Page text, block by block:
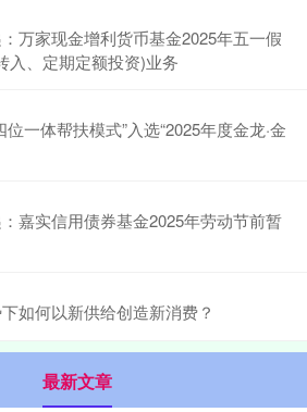
万家现金增利货币基金2025年五一假
入、定期定额投资)业务
一体帮扶模式”入选“2025年度金龙·金
嘉实信用债券基金2025年劳动节前暂
如何以新供给创造新消费？
最新文章